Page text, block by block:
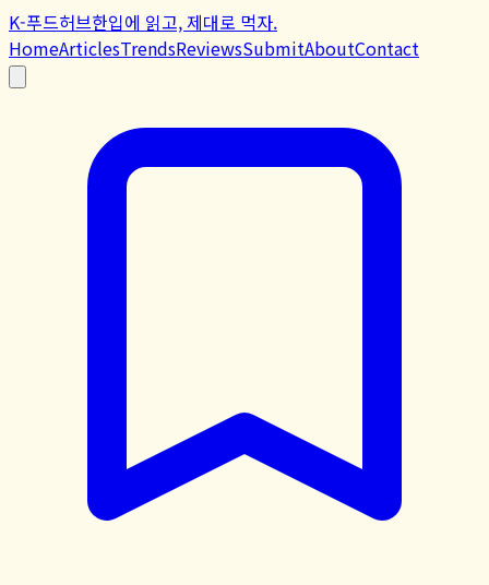
K-푸드허브한입에 읽고, 제대로 먹자.
HomeArticlesTrendsReviewsSubmitAboutContact